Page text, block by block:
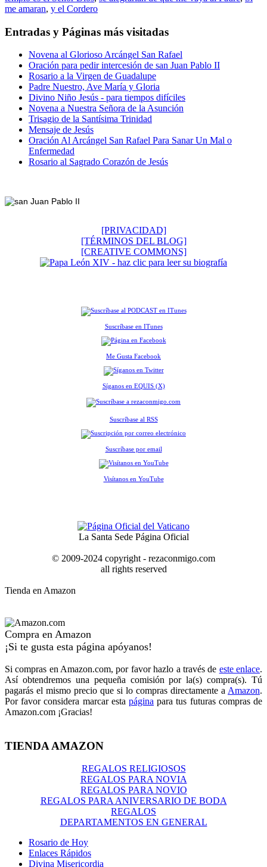
me amaran, y el Cordero
Entradas y Páginas más visitadas
Novena al Glorioso Arcángel San Rafael
Oración para pedir intercesión de san Juan Pablo II
Rosario a la Virgen de Guadalupe
Padre Nuestro, Ave María y Gloria
Divino Niño Jesús - para tiempos difíciles
Novena a Nuestra Señora de la Asunción
Trisagio de la Santísima Trinidad
Mensaje de Jesús
Oración Al Arcángel San Rafael Para Sanar Un Mal o
Enfermedad
Rosario al Sagrado Corazón de Jesús
[PRIVACIDAD]
[TÉRMINOS DEL BLOG]
[CREATIVE COMMONS]
Suscríbase en ITunes
Me Gusta Facebook
Síganos en EQUIS (X)
Suscríbase al RSS
Suscríbase por email
Visítanos en YouTube
La Santa Sede Página Oficial
© 2009-2024 copyright - rezaconmigo.com
all rights reserved
Tienda en Amazon
Compra en Amazon
¡Si te gusta esta página apóyanos!
Si compras en Amazon.com, por favor hazlo a través de este enlace.
Así obtendremos una pequeña comisión por la(s) compra(s). Tú
pagarás el mismo precio que si lo compras directamente a Amazon.
Por favor considera marcar esta página para tus futuras compras de
Amazon.com ¡Gracias!
TIENDA AMAZON
REGALOS RELIGIOSOS
REGALOS PARA NOVIA
REGALOS PARA NOVIO
REGALOS PARA ANIVERSARIO DE BODA
REGALOS
DEPARTAMENTOS EN GENERAL
Rosario de Hoy
Enlaces Rápidos
Divina Misericordia